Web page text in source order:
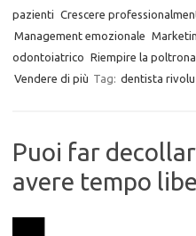
pazienti Crescere
Management emozionale
odontoiatrico Riempire la poltrona
Vendere di più Tag: dentista
Puoi far
avere tempo